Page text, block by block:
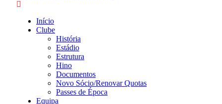
Início
Clube
História
Estádio
Estrutura
Hino
Documentos
Novo Sócio/Renovar Quotas
Passes de Época
Equipa